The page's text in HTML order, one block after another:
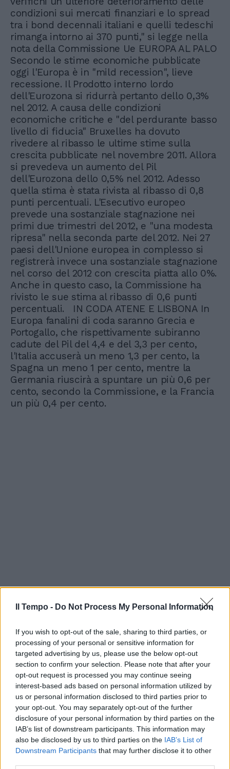
Il Tempo - Do Not Process My Personal Information
If you wish to opt-out of the sale, sharing to third parties, or
processing of your personal or sensitive information for
targeted advertising by us, please use the below opt-out
section to confirm your selection. Please note that after your
opt-out request is processed you may continue seeing
interest-based ads based on personal information utilized by
us or personal information disclosed to third parties prior to
your opt-out. You may separately opt-out of the further
disclosure of your personal information by third parties on the
IAB’s list of downstream participants. This information may
also be disclosed by us to third parties on the IAB’s List of
Downstream Participants that may further disclose it to other
condizioni sui mercati finanziari e lo spread
tra i bond decennali italiani e quelli tedeschi
rimanga intorno ai 370 punti," si legge nella
nota della Commissione Ue EUROPA AL PALO
Secondo le stime economiche pubblicate
oggi l'Europa è in "mild recession", lieve
recessione. Il Prodotto interno lordo
dell'Eurozona si ridurrà pertanto dello 0,3%
nel 2012. A causa delle condizioni
economiche critiche e "del perdurante basso
livello di fiducia" Bruxelles ha dovuto
rivedere al ribasso le ultime stime sulla
crescita pubblicate nel novembre 2011. Allora
si prevedeva un aumento del Pil
dell'Eurozona dello 0,5% nel 2012. Adesso
quella stima è stata rivista al ribasso di 0,8
punti percentuali. L'Esecutivo europeo
prevede una sostanziale stagnazione nei
primi due trimestri del 2012, e "una modesta
ripresa" nella seconda parte del 2012. Nei 27
paesi dell'Unione europea in complesso si
registrerà invece una sostanziale stagnazione
nel corso del 2012 con crescita piatta allo 0%.
Anche in questo caso, la Commissione ha
rivisto le sue stima al ribasso di 0,6 punti
percentuali. IN CODA ATENE E LISBONA In
Europa fanalini di coda saranno Grecia e
Portogallo, che rispettivamente subiranno
cadute del Pil del 4,4 e del 3,3 per cento,
l'Italia accuserà un meno 1,3 per cento, la
Spagna un meno 1 per cento, mentre la
Germania riuscirà a spuntare un più 0,6 per
cento, secondo la Commissione, e la Francia
un più 0,4 per cento.
In evidenza